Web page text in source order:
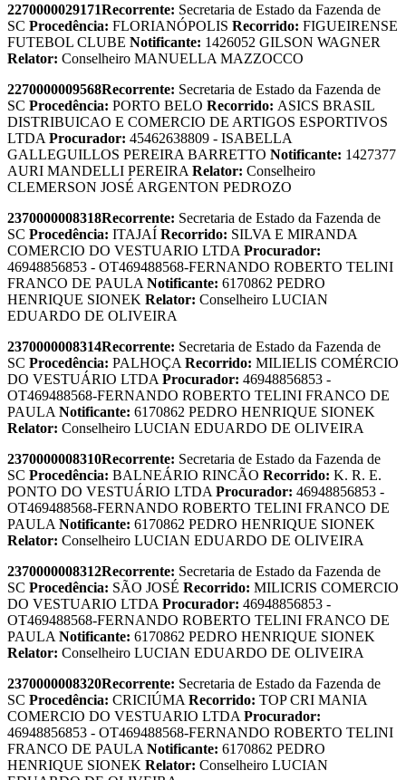
2270000029171Recorrente: Secretaria de Estado da Fazenda de
SC Procedência: FLORIANÓPOLIS Recorrido: FIGUEIRENSE
FUTEBOL CLUBE Notificante: 1426052 GILSON WAGNER
Relator: Conselheiro MANUELLA MAZZOCCO
2270000009568Recorrente: Secretaria de Estado da Fazenda de
SC Procedência: PORTO BELO Recorrido: ASICS BRASIL
DISTRIBUICAO E COMERCIO DE ARTIGOS ESPORTIVOS
LTDA Procurador: 45462638809 - ISABELLA
GALLEGUILLOS PEREIRA BARRETTO Notificante: 1427377
AURI MANDELLI PEREIRA Relator: Conselheiro
CLEMERSON JOSÉ ARGENTON PEDROZO
2370000008318Recorrente: Secretaria de Estado da Fazenda de
SC Procedência: ITAJAÍ Recorrido: SILVA E MIRANDA
COMERCIO DO VESTUARIO LTDA Procurador:
46948856853 - OT469488568-FERNANDO ROBERTO TELINI
FRANCO DE PAULA Notificante: 6170862 PEDRO
HENRIQUE SIONEK Relator: Conselheiro LUCIAN
EDUARDO DE OLIVEIRA
2370000008314Recorrente: Secretaria de Estado da Fazenda de
SC Procedência: PALHOÇA Recorrido: MILIELIS COMÉRCIO
DO VESTUÁRIO LTDA Procurador: 46948856853 -
OT469488568-FERNANDO ROBERTO TELINI FRANCO DE
PAULA Notificante: 6170862 PEDRO HENRIQUE SIONEK
Relator: Conselheiro LUCIAN EDUARDO DE OLIVEIRA
2370000008310Recorrente: Secretaria de Estado da Fazenda de
SC Procedência: BALNEÁRIO RINCÃO Recorrido: K. R. E.
PONTO DO VESTUÁRIO LTDA Procurador: 46948856853 -
OT469488568-FERNANDO ROBERTO TELINI FRANCO DE
PAULA Notificante: 6170862 PEDRO HENRIQUE SIONEK
Relator: Conselheiro LUCIAN EDUARDO DE OLIVEIRA
2370000008312Recorrente: Secretaria de Estado da Fazenda de
SC Procedência: SÃO JOSÉ Recorrido: MILICRIS COMERCIO
DO VESTUARIO LTDA Procurador: 46948856853 -
OT469488568-FERNANDO ROBERTO TELINI FRANCO DE
PAULA Notificante: 6170862 PEDRO HENRIQUE SIONEK
Relator: Conselheiro LUCIAN EDUARDO DE OLIVEIRA
2370000008320Recorrente: Secretaria de Estado da Fazenda de
SC Procedência: CRICIÚMA Recorrido: TOP CRI MANIA
COMERCIO DO VESTUARIO LTDA Procurador:
46948856853 - OT469488568-FERNANDO ROBERTO TELINI
FRANCO DE PAULA Notificante: 6170862 PEDRO
HENRIQUE SIONEK Relator: Conselheiro LUCIAN